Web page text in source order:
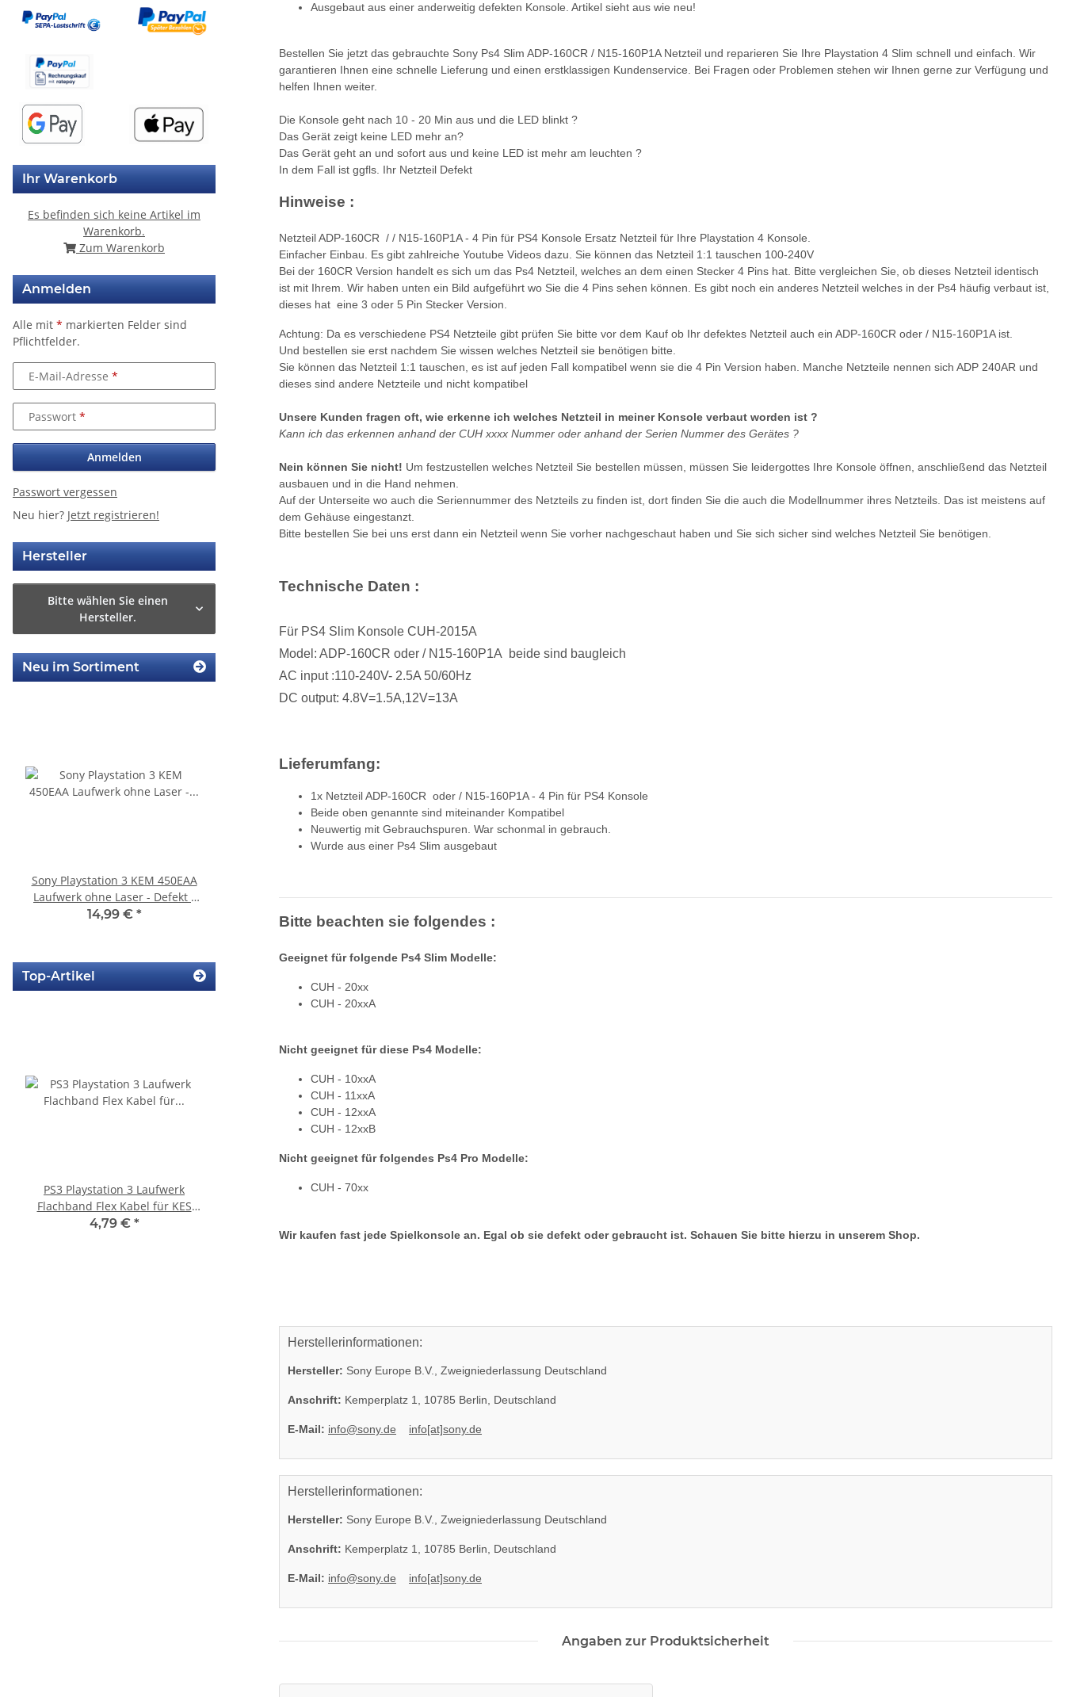
Ausgebaut aus einer anderweitig defekten Konsole. Artikel sieht aus wie neu!
Bestellen Sie jetzt das gebrauchte Sony Ps4 Slim ADP-160CR / N15-160P1A Netzteil und reparieren Sie Ihre Playstation 4 Slim schnell und einfach. Wir
garantieren Ihnen eine schnelle Lieferung und einen erstklassigen Kundenservice. Bei Fragen oder Problemen stehen wir Ihnen gerne zur Verfügung und
helfen Ihnen weiter.
Die Konsole geht nach 10 - 20 Min aus und die LED blinkt ?
Das Gerät zeigt keine LED mehr an?
Das Gerät geht an und sofort aus und keine LED ist mehr am leuchten ?
In dem Fall ist ggfls. Ihr Netzteil Defekt
Hinweise :
Netzteil ADP-160CR / / N15-160P1A - 4 Pin für PS4 Konsole Ersatz Netzteil für Ihre Playstation 4 Konsole.
Einfacher Einbau. Es gibt zahlreiche Youtube Videos dazu. Sie können das Netzteil 1:1 tauschen 100-240V
Bei der 160CR Version handelt es sich um das Ps4 Netzteil, welches an dem einen Stecker 4 Pins hat. Bitte vergleichen Sie, ob dieses Netzteil identisch
ist mit Ihrem. Wir haben unten ein Bild aufgeführt wo Sie die 4 Pins sehen können. Es gibt noch ein anderes Netzteil welches in der Ps4 häufig verbaut ist,
dieses hat eine 3 oder 5 Pin Stecker Version.
Achtung: Da es verschiedene PS4 Netzteile gibt prüfen Sie bitte vor dem Kauf ob Ihr defektes Netzteil auch ein ADP-160CR oder / N15-160P1A ist.
Und bestellen sie erst nachdem Sie wissen welches Netzteil sie benötigen bitte.
Sie können das Netzteil 1:1 tauschen, es ist auf jeden Fall kompatibel wenn sie die 4 Pin Version haben. Manche Netzteile nennen sich ADP 240AR und
dieses sind andere Netzteile und nicht kompatibel
Unsere Kunden fragen oft, wie erkenne ich welches Netzteil in meiner Konsole verbaut worden ist ?
Kann ich das erkennen anhand der CUH xxxx Nummer oder anhand der Serien Nummer des Gerätes ?
Nein können Sie nicht! Um festzustellen welches Netzteil Sie bestellen müssen, müssen Sie leidergottes Ihre Konsole öffnen, anschließend das Netzteil
ausbauen und in die Hand nehmen.
Auf der Unterseite wo auch die Seriennummer des Netzteils zu finden ist, dort finden Sie die auch die Modellnummer ihres Netzteils. Das ist meistens auf
dem Gehäuse eingestanzt.
Bitte bestellen Sie bei uns erst dann ein Netzteil wenn Sie vorher nachgeschaut haben und Sie sich sicher sind welches Netzteil Sie benötigen.
Technische Daten :
Für PS4 Slim Konsole CUH-2015A
Model: ADP-160CR oder / N15-160P1A beide sind baugleich
AC input :110-240V- 2.5A 50/60Hz
DC output: 4.8V=1.5A,12V=13A
Lieferumfang:
1x Netzteil ADP-160CR oder / N15-160P1A - 4 Pin für PS4 Konsole
Beide oben genannte sind miteinander Kompatibel
Neuwertig mit Gebrauchspuren. War schonmal in gebrauch.
Wurde aus einer Ps4 Slim ausgebaut
Bitte beachten sie folgendes :
Geeignet für folgende Ps4 Slim Modelle:
CUH - 20xx
CUH - 20xxA
Nicht geeignet für diese Ps4 Modelle:
CUH - 10xxA
CUH - 11xxA
CUH - 12xxA
CUH - 12xxB
Nicht geeignet für folgendes Ps4 Pro Modelle:
CUH - 70xx
Wir kaufen fast jede Spielkonsole an. Egal ob sie defekt oder gebraucht ist. Schauen Sie bitte hierzu in unserem Shop.
Herstellerinformationen:
Hersteller: Sony Europe B.V., Zweigniederlassung Deutschland
Anschrift: Kemperplatz 1, 10785 Berlin, Deutschland
E-Mail: info@sony.de info[at]sony.de
Herstellerinformationen:
Hersteller: Sony Europe B.V., Zweigniederlassung Deutschland
Anschrift: Kemperplatz 1, 10785 Berlin, Deutschland
E-Mail: info@sony.de info[at]sony.de
Angaben zur Produktsicherheit
Ihr Warenkorb
Es befinden sich keine Artikel im
Warenkorb.
Zum Warenkorb
Anmelden
Alle mit * markierten Felder sind
Pflichtfelder.
E-Mail-Adresse
Passwort
Anmelden
Passwort vergessen
Neu hier? Jetzt registrieren!
Hersteller
Bitte wählen Sie einen
Hersteller.
Neu im Sortiment
Sony Playstation 3 KEM 450EAA
Laufwerk ohne Laser - Defekt -
Eratzteilspender
14,99 € *
Laser für Sony Playstation 3 PS3
Slim gebraucht
14,99 €
internes Netzteil 220V gebraucht
Top-Artikel
PS3 Playstation 3 Laufwerk
Flachband Flex Kabel für KES
KEM 450DAA 450EAA Laser Slim
4,79 € *
SONY PlayStation 4™ PS4 Slim